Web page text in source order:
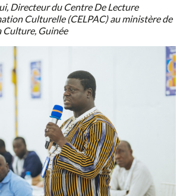
Directeur du Centre De Lecture
Culturelle (CELPAC) au ministère de
Culture, Guinée